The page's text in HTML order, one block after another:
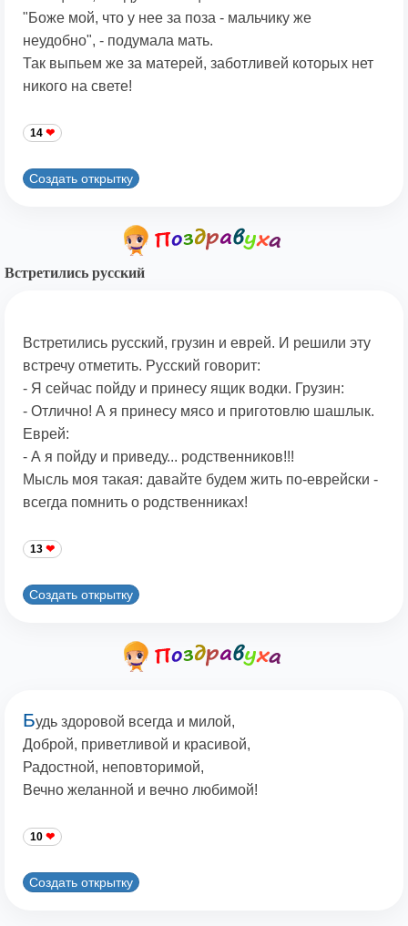
"Боже мой, что у нее за поза - мальчику же
неудобно", - подумала мать.
Так выпьем же за матерей, заботливей которых нет
никого на свете!
14
Создать открытку
Встретились русский
Встретились русский, грузин и еврей. И решили эту
встречу отметить. Русский говорит:
- Я сейчас пойду и принесу ящик водки. Грузин:
- Отлично! А я принесу мясо и приготовлю шашлык.
Еврей:
- А я пойду и приведу... родственников!!!
Мысль моя такая: давайте будем жить по-еврейски -
всегда помнить о родственниках!
13
Создать открытку
Будь здоровой всегда и милой,
Доброй, приветливой и красивой,
Радостной, неповторимой,
Вечно желанной и вечно любимой!
10
Создать открытку